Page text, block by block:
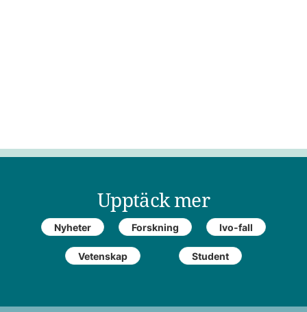
Upptäck mer
Nyheter Forskning Ivo-fall
Vetenskap Student